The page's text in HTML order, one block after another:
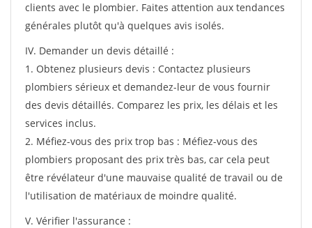
clients avec le plombier. Faites attention aux tendances
générales plutôt qu'à quelques avis isolés.
IV. Demander un devis détaillé :
1. Obtenez plusieurs devis : Contactez plusieurs
plombiers sérieux et demandez-leur de vous fournir
des devis détaillés. Comparez les prix, les délais et les
services inclus.
2. Méfiez-vous des prix trop bas : Méfiez-vous des
plombiers proposant des prix très bas, car cela peut
être révélateur d'une mauvaise qualité de travail ou de
l'utilisation de matériaux de moindre qualité.
V. Vérifier l'assurance :